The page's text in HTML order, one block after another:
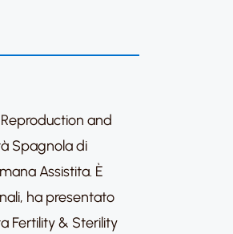
and
Spagnola di
Assistita. È
ha presentato
Fertility & Sterility